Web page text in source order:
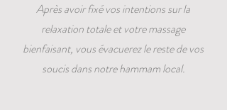
Après avoir fixé vos intentions sur la
relaxation totale et votre massage
bienfaisant, vous évacuerez le reste de vos
soucis dans notre hammam local.